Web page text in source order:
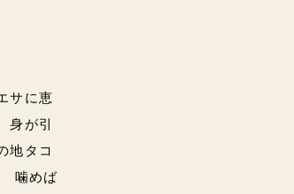
サに恵
身が引
地タコ
噛めば